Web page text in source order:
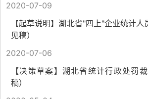
2020-07-09
【起草说明】湖北省"四上"企业统计
见稿）
2020-07-06
【决策草案】湖北省统计行政处罚
稿）